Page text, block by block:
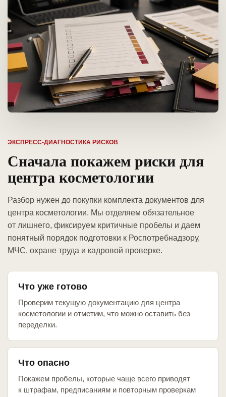
ЭКСПРЕСС-ДИАГНОСТИКА РИСКОВ
Сначала покажем риски для
центра косметологии
Разбор нужен до покупки комплекта документов для
центра косметологии. Мы отделяем обязательное
от лишнего, фиксируем критичные пробелы и даем
понятный порядок подготовки к Роспотребнадзору,
МЧС, охране труда и кадровой проверке.
Что уже готово
Проверим текущую документацию для центра
косметологии и отметим, что можно оставить без
переделки.
Что опасно
Покажем пробелы, которые чаще всего приводят
к штрафам, предписаниям и повторным проверкам